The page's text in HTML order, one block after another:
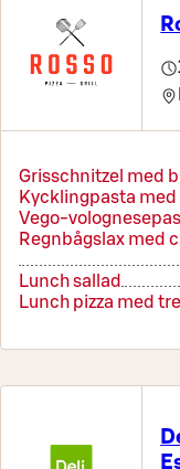
Grisschnitzel med
Kycklingpasta med
Vego-
Regnbågslax med
Lunch sallad
Lunch pizza med